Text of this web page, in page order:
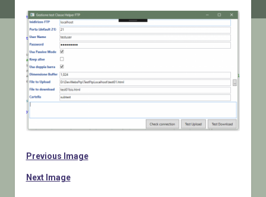
Chi sono
Contatto
Previous Image
Next Image